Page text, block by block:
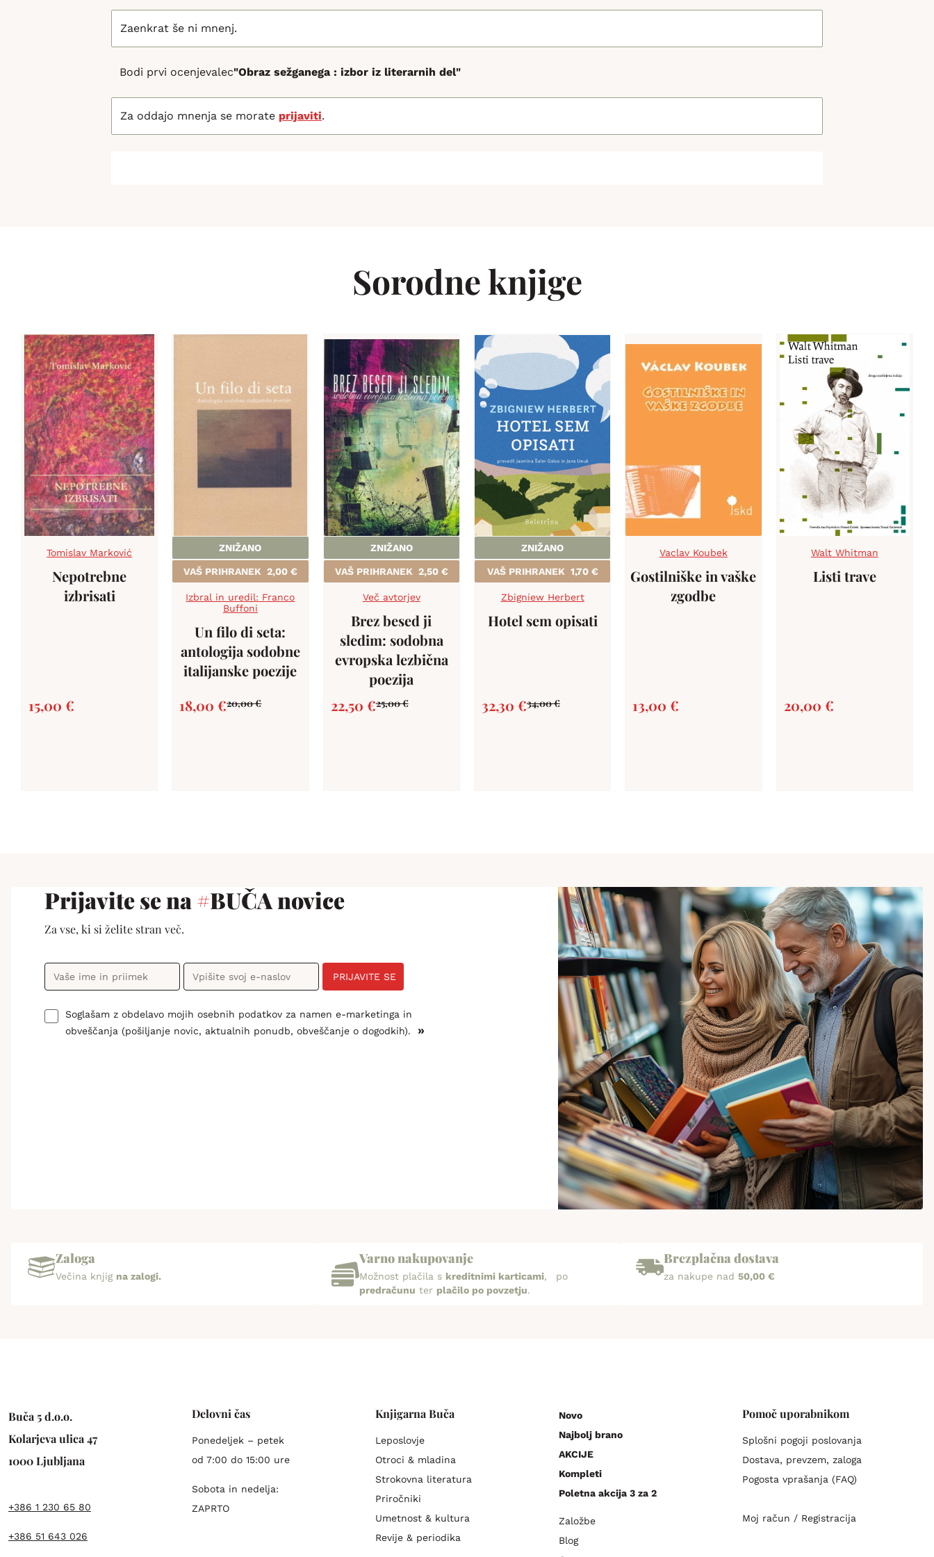
Zaenkrat še ni mnenj.
Bodi prvi ocenjevalec"Obraz sežganega : izbor iz literarnih del"
Za oddajo mnenja se morate prijaviti.
Sorodne knjige
Tomislav Marković
Nepotrebne
izbrisati
15,00 €
ZNIŽANO
VAŠ PRIHRANEK 2,00 €
Izbral in uredil: Franco
Buffoni
Un filo di seta:
antologija sodobne
italijanske poezije
20,00€
18,00€
ZNIŽANO
VAŠ PRIHRANEK 2,50 €
Več avtorjev
Brez besed ji
sledim: sodobna
evropska lezbična
poezija
25,00€
22,50 €
ZNIŽANO
VAŠ PRIHRANEK 1,70 €
Zbigniew Herbert
Hotel sem opisati
34,00€
32,30 €
Vaclav Koubek
Gostilniške in vaške
zgodbe
13,00€
Walt Whitman
Listi trave
20,00 €
Prijavite se na#BUČA novice
Za vse, ki si želite stran več.
Soglašam z obdelavo mojih osebnih podatkov za namen e-marketinga in
obveščanja (pošiljanje novic, aktualnih ponudb, obveščanje o dogodkih).
»
PRIJAVITE SE
Zaloga
Večina knjig na zalogi.
Varno nakupovanje
Možnost plačila s kreditnimi karticami, po
predračunu ter plačilo po povzetju.
Brezplačna dostava
za nakupe nad 50,00 €
Buča 5 d.o.o.
Kolarjeva ulica 47
1000 Ljubljana
+386 1 230 65 80
+386 51 643 026
Delovni čas
Ponedeljek – petek
od 7:00 do 15:00 ure
Sobota in nedelja:
ZAPRTO
Knjigarna Buča
Leposlovje
Otroci & mladina
Strokovna literatura
Priročniki
Umetnost & kultura
Revije & periodika
Novo
Najbolj brano
AKCIJE
Kompleti
Poletna akcija 3 za 2
Založbe
Blog
Pomoč uporabnikom
Splošni pogoji poslovanja
Dostava, prevzem, zaloga
Pogosta vprašanja (FAQ)
Moj račun / Registracija